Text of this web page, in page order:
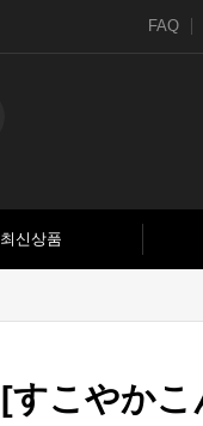
FAQ
최신상품
[すこやかこ